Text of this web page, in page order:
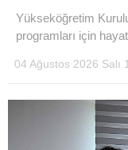
Yükseköğretim
programları için
04 Ağustos 2026 Salı